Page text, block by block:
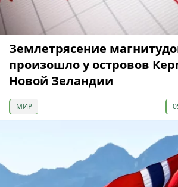
Землетрясение
произошло у островов
Новой Зеландии
МИР